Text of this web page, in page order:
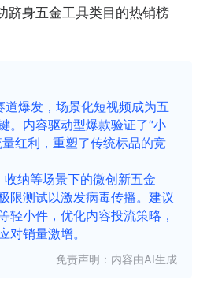
跻身五金工具类目的热销榜
道爆发，场景化短视频成为五
。内容驱动型爆款验证了“小
红利，重塑了传统标品的竞
纳等场景下的微创新五金
限测试以激发病毒传播。建议
轻小件，优化内容投流策略，
对销量激增。
免责声明：内容由AI生成